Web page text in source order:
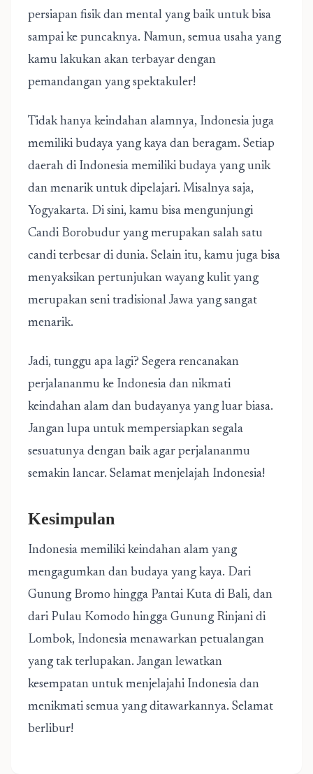
persiapan fisik dan mental yang baik untuk bisa
sampai ke puncaknya. Namun, semua usaha yang
kamu lakukan akan terbayar dengan
pemandangan yang spektakuler!
Tidak hanya keindahan alamnya, Indonesia juga
memiliki budaya yang kaya dan beragam. Setiap
daerah di Indonesia memiliki budaya yang unik
dan menarik untuk dipelajari. Misalnya saja,
Yogyakarta. Di sini, kamu bisa mengunjungi
Candi Borobudur yang merupakan salah satu
candi terbesar di dunia. Selain itu, kamu juga bisa
menyaksikan pertunjukan wayang kulit yang
merupakan seni tradisional Jawa yang sangat
menarik.
Jadi, tunggu apa lagi? Segera rencanakan
perjalananmu ke Indonesia dan nikmati
keindahan alam dan budayanya yang luar biasa.
Jangan lupa untuk mempersiapkan segala
sesuatunya dengan baik agar perjalananmu
semakin lancar. Selamat menjelajah Indonesia!
Kesimpulan
Indonesia memiliki keindahan alam yang
mengagumkan dan budaya yang kaya. Dari
Gunung Bromo hingga Pantai Kuta di Bali, dan
dari Pulau Komodo hingga Gunung Rinjani di
Lombok, Indonesia menawarkan petualangan
yang tak terlupakan. Jangan lewatkan
kesempatan untuk menjelajahi Indonesia dan
menikmati semua yang ditawarkannya. Selamat
berlibur!